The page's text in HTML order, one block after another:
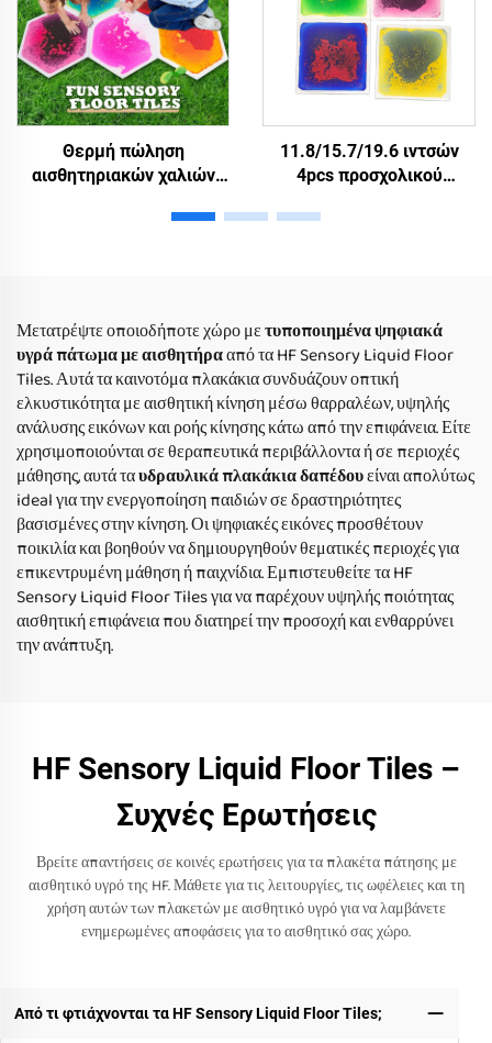
Θερμή πώληση
αισθητηριακών χαλιών
και μη τοξικά εξαγωνικά
11.8/15.7/19.6 ιντσών
4pcs προσχολικού
αισθητηριακό χαλί
πάτωμα σύνολο
Μετατρέψτε οποιοδήποτε χώρο μετυποποιημένα ψηφιακά
υγρά πάτωμα με αισθητήρααπό τα HF Sensory Liquid Floor
Tiles. Αυτά τα καινοτόμα πλακάκια συνδυάζουν οπτική
ελκυστικότητα με αισθητική κίνηση μέσω θαρραλέων, υψηλής
ανάλυσης εικόνων και ροής κίνησης κάτω από την επιφάνεια. Είτε
χρησιμοποιούνται σε θεραπευτικά περιβάλλοντα ή σε περιοχές
μάθησης, αυτά ταυδραυλικά πλακάκια δαπέδουείναι απολύτως
ideal για την ενεργοποίηση παιδιών σε δραστηριότητες
βασισμένες στην κίνηση. Οι ψηφιακές εικόνες προσθέτουν
ποικιλία και βοηθούν να δημιουργηθούν θεματικές περιοχές για
επικεντρυμένη μάθηση ή παιχνίδια. Εμπιστευθείτε τα HF
Sensory Liquid Floor Tiles για να παρέχουν υψηλής ποιότητας
αισθητική επιφάνεια που διατηρεί την προσοχή και ενθαρρύνει
την ανάπτυξη.
HF Sensory Liquid Floor Tiles –
Συχνές Ερωτήσεις
Βρείτε απαντήσεις σε κοινές ερωτήσεις για τα πλακέτα πάτησης με
αισθητικό υγρό της HF. Μάθετε για τις λειτουργίες, τις ωφέλειες και τη
χρήση αυτών των πλακετών με αισθητικό υγρό για να λαμβάνετε
ενημερωμένες αποφάσεις για το αισθητικό σας χώρο.
Από τι φτιάχνονται τα HF Sensory Liquid Floor Tiles;